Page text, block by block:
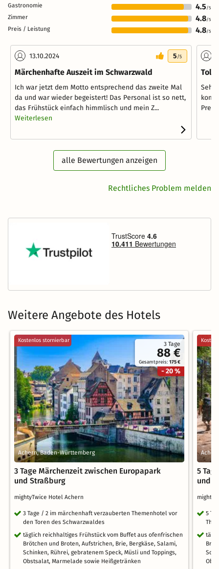
Gastronomie 4.5 /5
Zimmer 4.8/5
Preis / Leistung 4.8/5
13.10.2024 5/5
Märchenhafte Auszeit im Schwarzwald
Ich war jetzt dem Motto entsprechend das zweite Mal
da und war wieder begeistert! Das Personal ist so nett,
das Frühstück einfach himmlisch und mein Z...
Weiterlesen
Sehr
alle Bewertungen anzeigen
Rechtliches Problem melden
Weitere Angebote des Hotels
3 Tage
88 €
Gesamtpreis:175 €
- 20 %
Kostenlos stornierbar
Achern, Baden-Württemberg
3 Tage Märchenzeit zwischen Europapark
und Straßburg
mightyTwice Hotel Achern
3 Tage / 2 im märchenhaft verzauberten Themenhotel vor
den Toren des Schwarzwaldes
täglich reichhaltiges Frühstück vom Buffet aus ofenfrischen
Brötchen und Broten, Aufstrichen, Brie, Bergkäse, Salami,
Schinken, Rührei, gebratenem Speck, Müsli und Toppings,
Obstsalat, Marmelade sowie Heißgetränken
5
und
5